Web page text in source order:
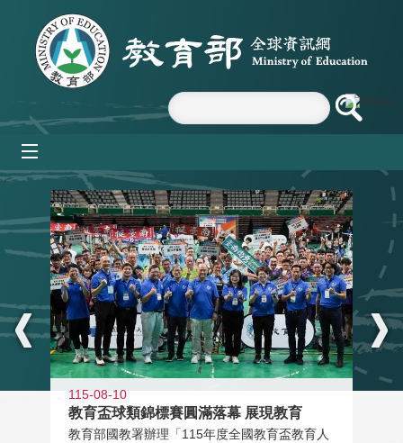
跳到主要內容區塊
:::
115-08-10
教育盃球類錦標賽圓滿落幕 展現教育
教育部國教署辦理「115年度全國教育盃教育人